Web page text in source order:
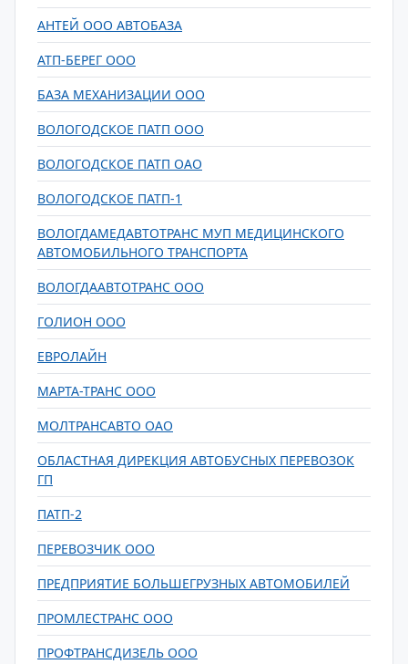
АНТЕЙ ООО АВТОБАЗА
АТП-БЕРЕГ ООО
БАЗА МЕХАНИЗАЦИИ ООО
ВОЛОГОДСКОЕ ПАТП ООО
ВОЛОГОДСКОЕ ПАТП ОАО
ВОЛОГОДСКОЕ ПАТП-1
ВОЛОГДАМЕДАВТОТРАНС МУП МЕДИЦИНСКОГО
АВТОМОБИЛЬНОГО ТРАНСПОРТА
ВОЛОГДААВТОТРАНС ООО
ГОЛИОН ООО
ЕВРОЛАЙН
МАРТА-ТРАНС ООО
МОЛТРАНСАВТО ОАО
ОБЛАСТНАЯ ДИРЕКЦИЯ АВТОБУСНЫХ ПЕРЕВОЗОК
ГП
ПАТП-2
ПЕРЕВОЗЧИК ООО
ПРЕДПРИЯТИЕ БОЛЬШЕГРУЗНЫХ АВТОМОБИЛЕЙ
ПРОМЛЕСТРАНС ООО
ПРОФТРАНСДИЗЕЛЬ ООО